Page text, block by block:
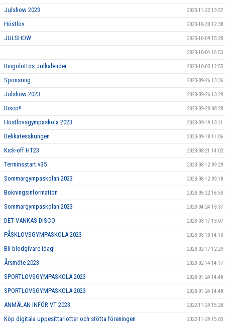
Julshow 2023 2023-11-22 13:57
Höstlov 2023-10-30 12:38
JULSHOW 2023-10-09 15:20
2023-10-04 16:53
Bingolottos Julkalender 2023-10-03 12:55
Sponsring 2023-09-26 13:36
Julshow 2023 2023-09-26 13:29
Disco!! 2023-09-20 08:28
Höstlovsgympaskola 2023 2023-09-19 13:11
Delikatesskungen 2023-09-18 11:06
Kick-off HT23 2023-08-21 14:02
Terminsstart v35 2023-08-12 09:29
Sommargympaskolan 2023 2023-08-12 09:18
Bokningsinformation 2023-05-22 16:53
Sommargympaskolan 2023 2023-04-24 13:37
DET VANKAS DISCO 2023-03-17 13:07
PÅSKLOVSGYMPASKOLA 2023 2023-03-10 14:10
Bli blodgivare idag! 2023-02-17 12:29
Årsmöte 2023 2023-02-14 14:17
SPORTLOVSGYMPASKOLA 2023 2023-01-24 14:48
SPORTLOVSGYMPASKOLA 2023 2023-01-24 14:48
ANMÄLAN INFÖR VT 2023 2022-11-29 15:28
Köp digitala uppesittarlotter och stötta föreningen 2022-11-29 15:03